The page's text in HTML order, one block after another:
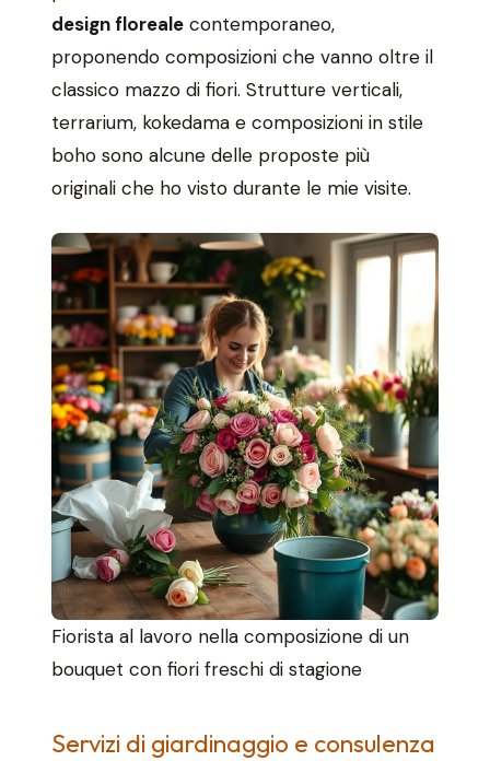
design floreale contemporaneo,
proponendo composizioni che vanno oltre il
classico mazzo di fiori. Strutture verticali,
terrarium, kokedama e composizioni in stile
boho sono alcune delle proposte più
originali che ho visto durante le mie visite.
Fiorista al lavoro nella composizione di un
bouquet con fiori freschi di stagione
Servizi di giardinaggio e consulenza